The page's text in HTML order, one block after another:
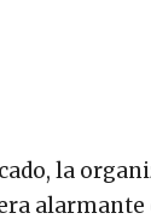
la
alarmante